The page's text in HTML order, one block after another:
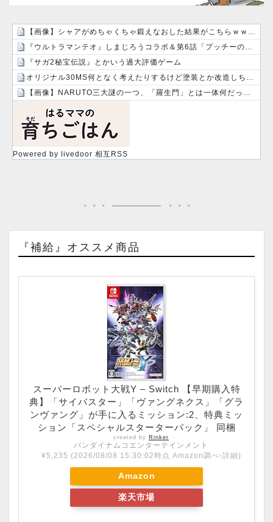
【画像】シャアがめちゃくちゃ鍛えなおした結果がこちらｗｗｗｗ
『ウルトラマンテオ』しまじろうコラボ＆第6話「プッチーのお引っ越し」感想・実況まとめ
『サガ2秘宝伝説』とかいう過大評価ゲーム
オリジナル30MS何となく考えたりするけど塗装とか改造しちゃったら元の姿に戻せない！勿体無い！って日和る！！
【画像】NARUTO三大謎の一つ、「羅生門」とは一体何だったのか！？
Powered by livedoor 相互RSS
『補給』オススメ商品
スーパーロボット大戦Y – Switch 【早期購入特
典】「サイバスター」「ヴァングネクス」「グラ
ンヴァング」が手に入るミッション:2、特典ミッ
ション「スペシャルスターターパック」 同梱
created by Rinker
バンダイナムコエンターテインメント
¥5,235 (2026/08/08 15:30:02時点 Amazon調べ-詳細)
Amazon
楽天市場